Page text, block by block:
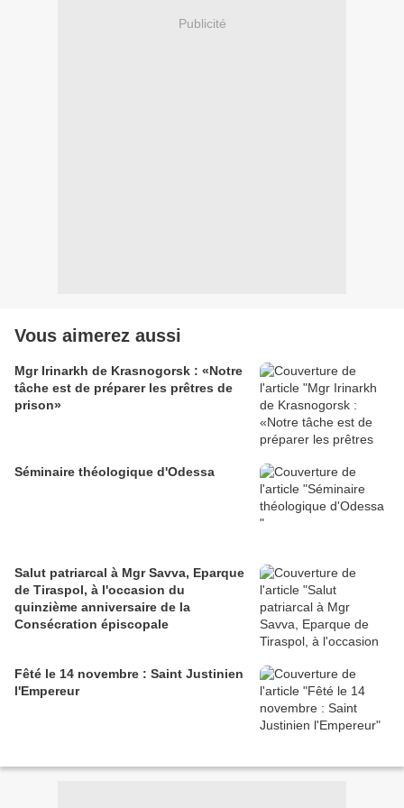
Publicité
Vous aimerez aussi
Mgr Irinarkh de Krasnogorsk : «Notre
tâche est de préparer les prêtres de
prison»
Séminaire théologique d'Odessa
Salut patriarcal à Mgr Savva, Eparque
de Tiraspol, à l'occasion du
quinzième anniversaire de la
Consécration épiscopale
Fêté le 14 novembre : Saint Justinien
l'Empereur